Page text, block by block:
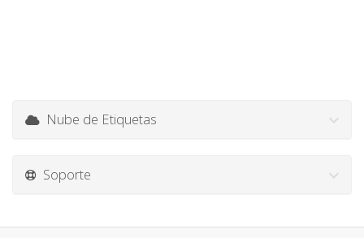
Nube de Etiquetas
Soporte